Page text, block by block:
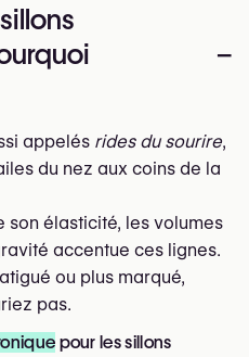
–
appelés rides du sourire,
du nez aux coins de la
son élasticité, les volumes
accentue ces lignes.
ou plus marqué,
pas.
pour les sillons